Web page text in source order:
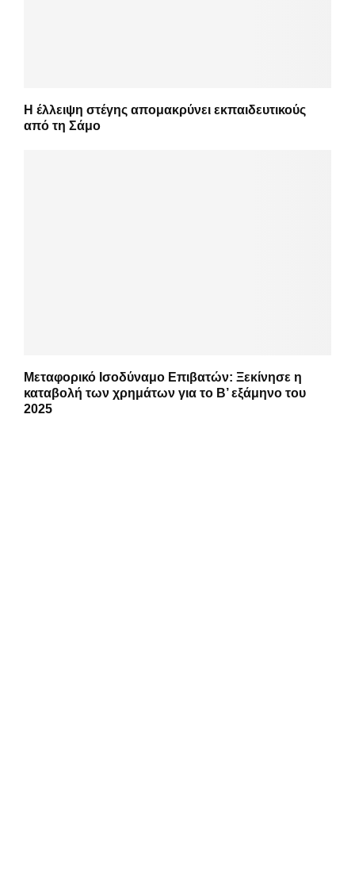
Η έλλειψη στέγης απομακρύνει εκπαιδευτικούς
από τη Σάμο
Μεταφορικό Ισοδύναμο Επιβατών: Ξεκίνησε η
καταβολή των χρημάτων για το Β’ εξάμηνο του
2025